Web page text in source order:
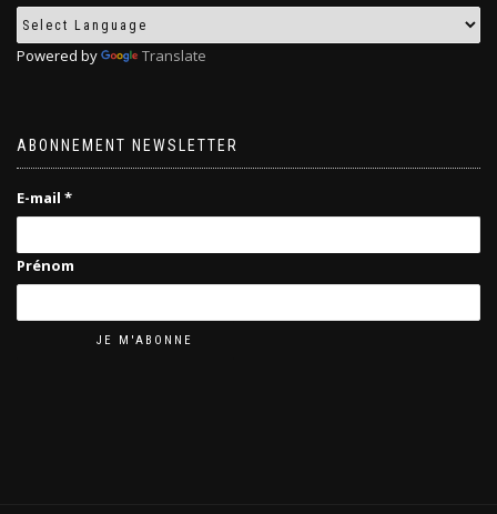
Powered by Translate
ABONNEMENT NEWSLETTER
E-mail *
Prénom